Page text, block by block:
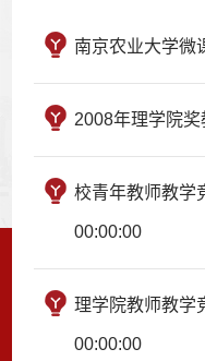
南京农业大学微
2008年理学院
校青年教师教学
00:00:00
理学院教师教学
00:00:00